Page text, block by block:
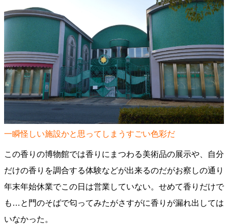
一瞬怪しい施設かと思ってしまうすごい色彩だ
この香りの博物館では香りにまつわる美術品の展示や、自分
だけの香りを調合する体験などが出来るのだがお察しの通り
年末年始休業でこの日は営業していない。せめて香りだけで
も…と門のそばで匂ってみたがさすがに香りが漏れ出しては
いなかった。